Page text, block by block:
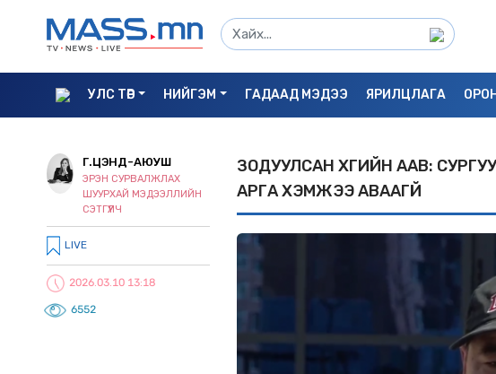
УЛС ТӨР НИЙГЭМ ГАДААД МЭДЭЭ ЯРИЛЦЛАГА
Г.ЦЭНД-АЮУШ
ЭРЭН СУРВАЛЖЛАХ
ШУУРХАЙ МЭДЭЭЛЛИЙН
СЭТГҮҮЛЧ
LIVE
2026.03.10 13:18
6552
ЗОДУУЛСАН ХҮҮГИЙН ААВ:
АРГА ХЭМЖЭЭ АВААГҮЙ